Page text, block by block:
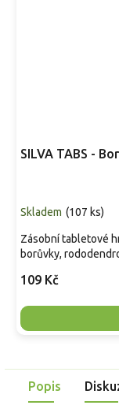
SILVA TABS -
Skladem (107 ks)
109 Kč
Zásobní tabletové
borůvky,
Popis